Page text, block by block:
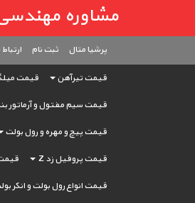
مشاوره مهندسی
پرشیا متال ثبت ‌نام ارتباط
قیمت تیرآهن قیمت
قیمت سیم مفتول و آرماتور
قیمت پیچ و مهره و رول بولت
قیمت پروفیل زد Z
قیمت انواع رول بولت و انکر